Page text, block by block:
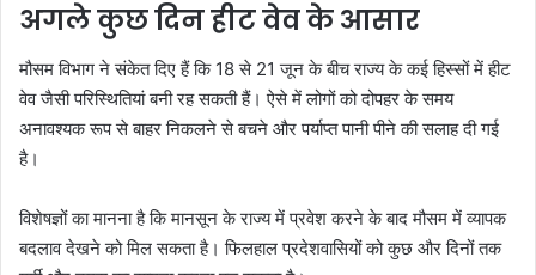
अगले कुछ दिन हीट वेव के आसार
मौसम विभाग ने संकेत दिए हैं कि 18 से 21 जून के बीच राज्य के कई हिस्सों में हीट
वेव जैसी परिस्थितियां बनी रह सकती हैं। ऐसे में लोगों को दोपहर के समय
अनावश्यक रूप से बाहर निकलने से बचने और पर्याप्त पानी पीने की सलाह दी गई
है।
विशेषज्ञों का मानना है कि मानसून के राज्य में प्रवेश करने के बाद मौसम में व्यापक
बदलाव देखने को मिल सकता है। फिलहाल प्रदेशवासियों को कुछ और दिनों तक